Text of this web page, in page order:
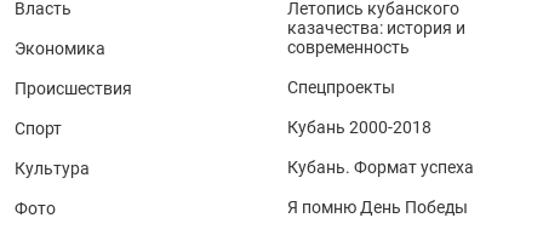
Власть
Экономика
Происшествия
Спорт
Культура
Фото
Летопись кубанского
казачества: история и
современность
Спецпроекты
Кубань 2000-2018
Кубань. Формат успеха
Я помню День Победы